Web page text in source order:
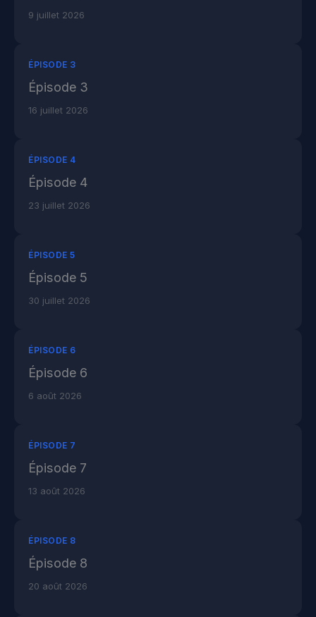
9 juillet 2026
ÉPISODE 3
Épisode 3
16 juillet 2026
ÉPISODE 4
Épisode 4
23 juillet 2026
ÉPISODE 5
Épisode 5
30 juillet 2026
ÉPISODE 6
Épisode 6
6 août 2026
ÉPISODE 7
Épisode 7
13 août 2026
ÉPISODE 8
Épisode 8
20 août 2026